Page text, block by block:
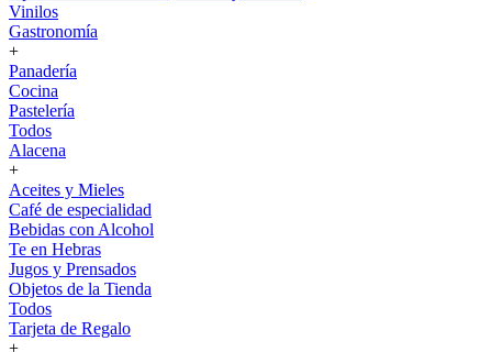
Vinilos
Gastronomía
+
Panadería
Cocina
Pastelería
Todos
Alacena
+
Aceites y Mieles
Café de especialidad
Bebidas con Alcohol
Te en Hebras
Jugos y Prensados
Objetos de la Tienda
Todos
Tarjeta de Regalo
+